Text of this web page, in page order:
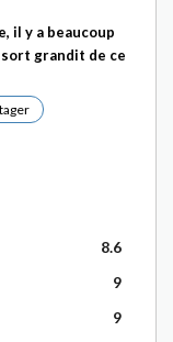
il y a beaucoup
grandit de ce
8.6
9
9